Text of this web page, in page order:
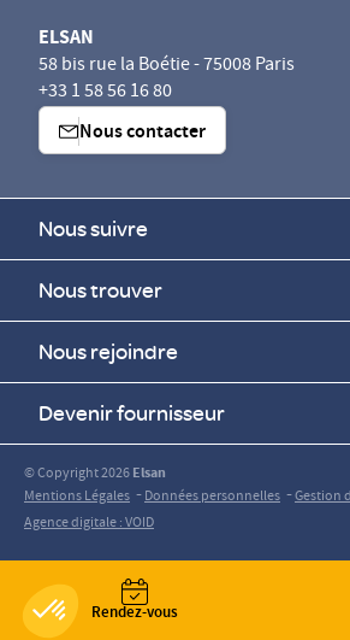
Rendez-vous
ELSAN
58 bis rue la Boétie - 75008 Paris
+33 1 58 56 16 80
Nous contacter
Nous suivre
Nous trouver
Nous rejoindre
Devenir fournisseur
© Copyright 2026Elsan
Mentions Légales -Données personnelles -Gestion
Agence digitale : VOID